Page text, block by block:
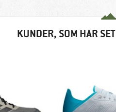
KUNDER, SOM HAR